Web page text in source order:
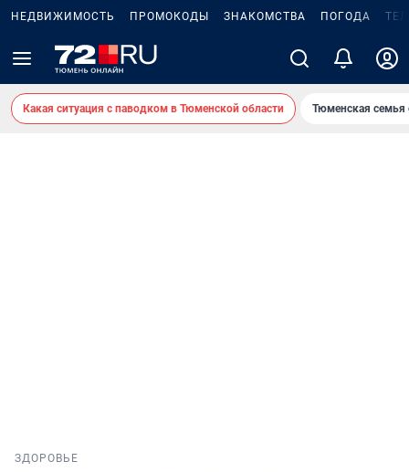
НЕДВИЖИМОСТЬ ПРОМОКОДЫ ЗНАКОМСТВА ПОГОДА
Какая ситуация с паводком в Тюменской области Тюменская семья
ЗДОРОВЬЕ